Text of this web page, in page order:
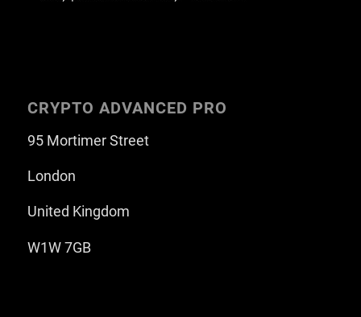
CRYPTO ADVANCED PRO
95 Mortimer Street
London
United Kingdom
W1W 7GB